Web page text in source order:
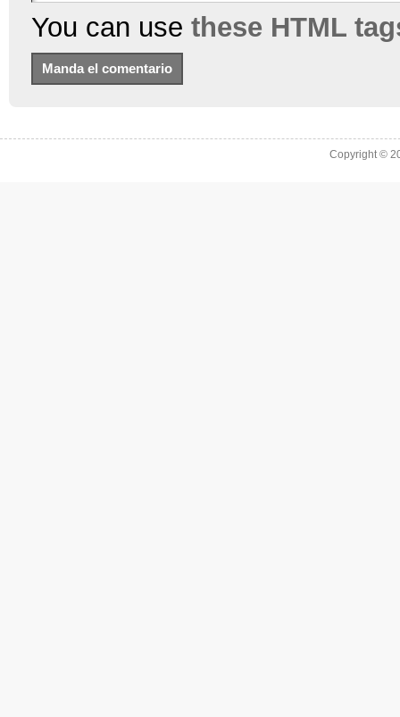
You can use these HTML
Copyright ©